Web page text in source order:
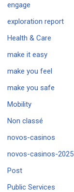
engage
exploration report
Health & Care
make it easy
make you feel
make you safe
Mobility
Non classé
novos-casinos
novos-casinos-2025
Post
Public Services